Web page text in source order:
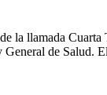
Cuarta
General de Salud.